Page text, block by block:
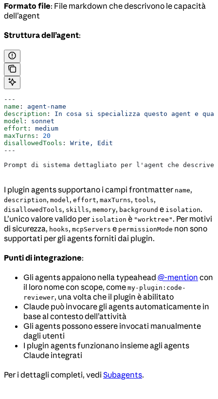
Formato file: File markdown che descrivono le capacità
dell’agent
Struttura dell’agent:
---
name : agent-name
description : In cosa si specializza questo agent e
model : sonnet
effort : medium
maxTurns : 20
disallowedTools : Write, Edit
---
Prompt di sistema dettagliato per l'agent che descrive
I plugin agents supportano i campi frontmatter name,
description, model, effort, maxTurns, tools,
disallowedTools, skills, memory, background e isolation.
L’unico valore valido per isolation è "worktree" . Per motivi
di sicurezza, hooks, mcpServers e permissionMode non sono
supportati per gli agents forniti dai plugin.
Punti di integrazione:
Gli agents appaiono nella typeahead @-mention con
il loro nome con scope, come my-plugin:code-
reviewer, una volta che il plugin è abilitato
Claude può invocare gli agents automaticamente in
base al contesto dell’attività
Gli agents possono essere invocati manualmente
dagli utenti
I plugin agents funzionano insieme agli agents
Claude integrati
Per i dettagli completi, vedi Subagents.